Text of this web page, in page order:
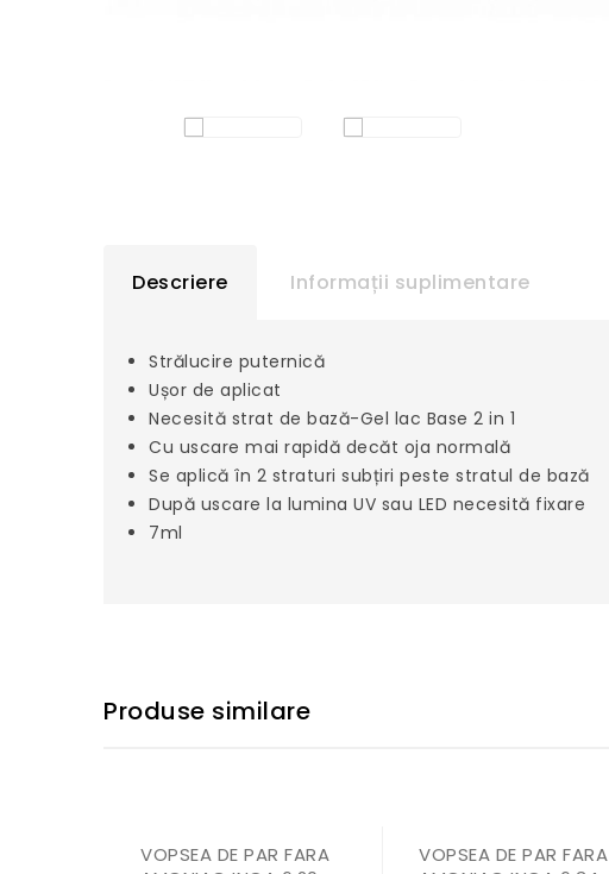
Descriere Informații suplimentare
Strălucire puternică
Ușor de aplicat
Necesită strat de bază-Gel lac Base 2 in 1
Cu uscare mai rapidă decăt oja normală
Se aplică în 2 straturi subțiri peste stratul de bază
După uscare la lumina UV sau LED necesită fixare
7ml
Produse similare
VOPSEA DE PAR FARA
VOPSEA DE PAR FARA